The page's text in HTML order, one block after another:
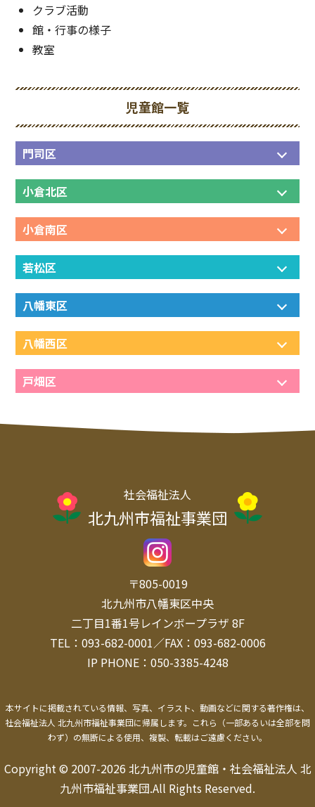
クラブ活動
館・行事の様子
教室
児童館一覧
門司区
小倉北区
小倉南区
若松区
八幡東区
八幡西区
戸畑区
社会福祉法人
北九州市福祉事業団
〒805-0019
北九州市八幡東区中央
二丁目1番1号レインボープラザ 8F
TEL：093-682-0001／FAX：093-682-0006
IP PHONE：050-3385-4248
本サイトに掲載されている情報、写真、イラスト、動画などに関する著作権は、
社会福祉法人 北九州市福祉事業団に帰属します。 これら（一部あるいは全部を問
わず）の無断による使用、複製、転載はご遠慮ください。
Copyright © 2007-2026 北九州市の児童館・社会福祉法人 北
九州市福祉事業団.All Rights Reserved.